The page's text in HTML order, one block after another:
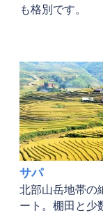
も格別です。
サパ
北部山岳地帯の
ート。棚田と少